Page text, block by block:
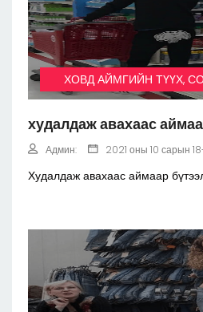
ХОВД АЙМГИЙН ТҮҮХ,
худалдаж авахаас
Админ: 2021 оны 10 сарын
Худалдаж авахаас аймаар